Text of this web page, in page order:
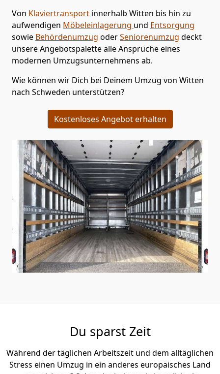
Von Klaviertransport innerhalb Witten bis hin zu
aufwendigen Möbeleinlagerung und Entsorgung
sowie Behördenumzug oderSeniorenumzug deckt
unsere Angebotspalette alle Ansprüche eines
modernen Umzugsunternehmens ab.
Wie können wir Dich bei Deinem Umzug von Witten
nach Schweden unterstützen?
Kostenloses Angebot erhalten
Du sparst Zeit
Während der täglichen Arbeitszeit und dem alltäglichen
Stress einen Umzug in ein anderes europäisches Land